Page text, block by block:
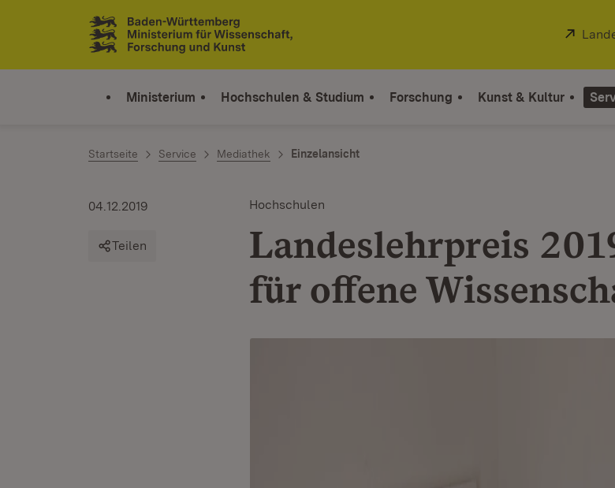
Zum Inhalt springen
Link zur Startseite
Ministerium Hochschulen & Studium Forschung Kunst & Kultur
Startseite Service Mediathek Einzelansicht
Hochschulen
Landeslehrpreis
für offene
04.12.2019
Teilen